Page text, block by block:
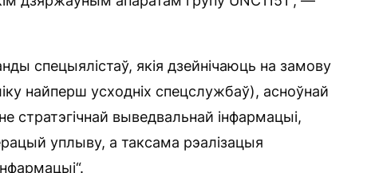
спецыялістаў, якія дзейнічаюць на замову
найперш усходніх спецслужбаў), асноўнай
стратэгічнай выведвальнай інфармацыі,
уплыву, а таксама рэалізацыя